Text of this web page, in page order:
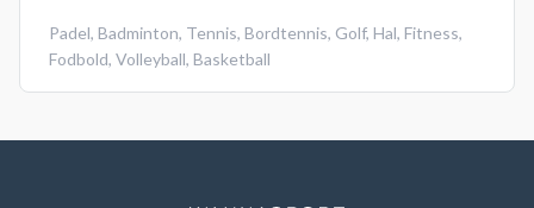
Padel, Badminton, Tennis, Bordtennis, Golf, Hal, Fitness,
Fodbold, Volleyball, Basketball